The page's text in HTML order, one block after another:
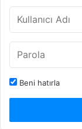
Beni hatırla